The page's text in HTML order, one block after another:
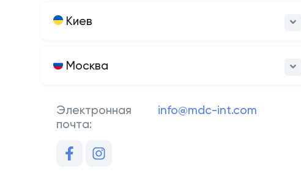
Киев
Москва
Электронная
почта:
info@mdc-int.com